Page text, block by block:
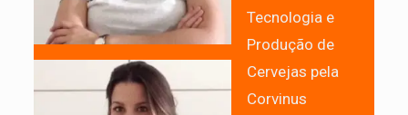
Tecnologia e
Produção de
Cervejas pela
Corvinus